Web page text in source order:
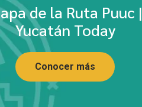
de la Ruta Puuc |
Yucatán Today
Conocer más